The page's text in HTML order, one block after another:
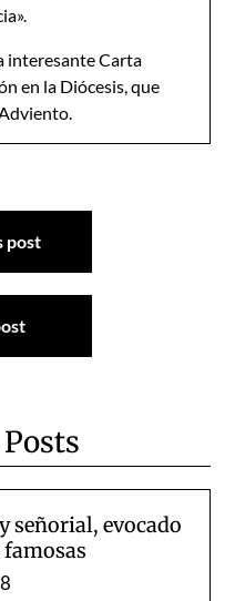
interesante Carta
en la Diócesis, que
post
señorial, evocado
famosas